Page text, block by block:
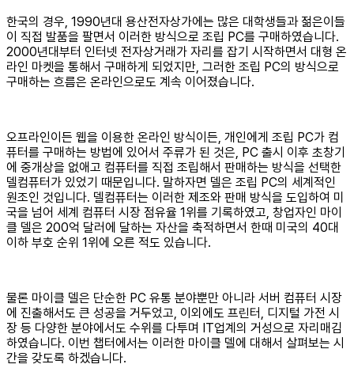
한국의 경우, 1990년대 용산전자상가에는 많은 대학생들과 젊은이들
이 직접 발품을 팔면서 이러한 방식으로 조립 PC를 구매하였습니다.
2000년대부터 인터넷 전자상거래가 자리를 잡기 시작하면서 대형 온
라인 마켓을 통해서 구매하게 되었지만, 그러한 조립 PC의 방식으로
구매하는 흐름은 온라인으로도 계속 이어졌습니다.
오프라인이든 웹을 이용한 온라인 방식이든, 개인에게 조립 PC가 컴
퓨터를 구매하는 방법에 있어서 주류가 된 것은, PC 출시 이후 초창기
에 중개상을 없애고 컴퓨터를 직접 조립해서 판매하는 방식을 선택한
델컴퓨터가 있었기 때문입니다. 말하자면 델은 조립 PC의 세계적인
원조인 것입니다. 델컴퓨터는 이러한 제조와 판매 방식을 도입하여 미
국을 넘어 세계 컴퓨터 시장 점유율 1위를 기록하였고, 창업자인 마이
클 델은 200억 달러에 달하는 자산을 축적하면서 한때 미국의 40대
이하 부호 순위 1위에 오른 적도 있습니다.
물론 마이클 델은 단순한 PC 유통 분야뿐만 아니라 서버 컴퓨터 시장
에 진출해서도 큰 성공을 거두었고, 이외에도 프린터, 디지털 가전 시
장 등 다양한 분야에서도 수위를 다투며 IT업계의 거성으로 자리매김
하였습니다. 이번 챕터에서는 이러한 마이클 델에 대해서 살펴보는 시
간을 갖도록 하겠습니다.